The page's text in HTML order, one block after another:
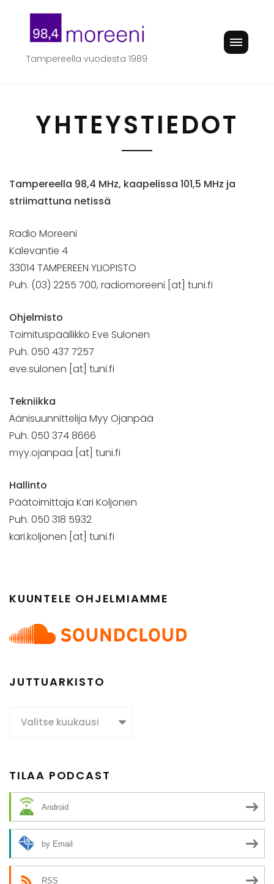
content
Tampereella vuodesta 1989
YHTEYSTIEDOT
Tampereella 98,4 MHz, kaapelissa 101,5 MHz ja
striimattuna netissä
Radio Moreeni
Kalevantie 4
33014 TAMPEREEN YLIOPISTO
Puh. (03) 2255 700, radiomoreeni [at] tuni.fi
Ohjelmisto
Toimituspäällikkö Eve Sulonen
Puh. 050 437 7257
eve.sulonen [at] tuni.fi
Tekniikka
Äänisuunnittelija Myy Ojanpää
Puh. 050 374 8666
myy.ojanpaa [at] tuni.fi
Hallinto
Päätoimittaja Kari Koljonen
Puh. 050 318 5932
kari.koljonen [at] tuni.fi
KUUNTELE OHJELMIAMME
JUTTUARKISTO
Juttuarkisto
TILAA PODCAST
Android
by Email
RSS